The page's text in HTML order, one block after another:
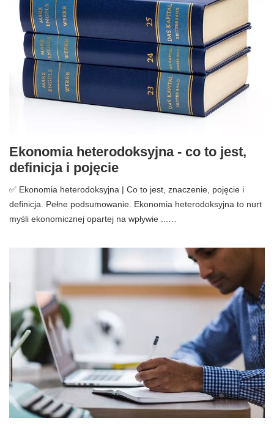
Ekonomia heterodoksyjna - co to jest,
definicja i pojęcie
✅ Ekonomia heterodoksyjna | Co to jest, znaczenie, pojęcie i
definicja. Pełne podsumowanie. Ekonomia heterodoksyjna to nurt
myśli ekonomicznej opartej na wpływie ...…